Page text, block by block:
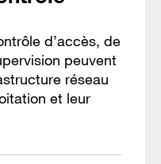
d’accès, de
peuvent
réseau
et leur